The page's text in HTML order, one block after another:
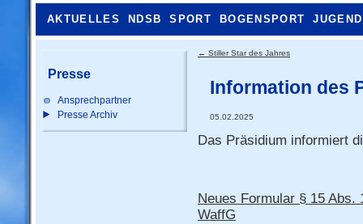
AKTUELLES NDSB SPORT BOGENSPORT JUGEND
Presse
Ansprechpartner
Presse Archiv
← Stiller Star des Jahres
Information des
05.02.2025
Das Präsidium informiert
Neues Formular § 15 Abs.
WaffG